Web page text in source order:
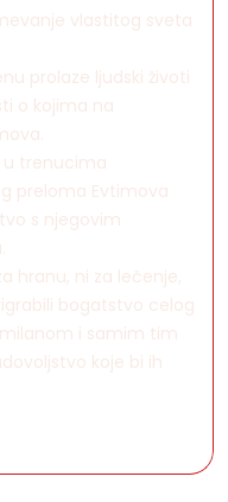
vlastitog sveta
prolaze ljudski životi
o kojima na
u trenucima
preloma Evtimova
s njegovim
hranu, ni za lečenje,
bogatstvo celog
i samim tim
koje bi ih